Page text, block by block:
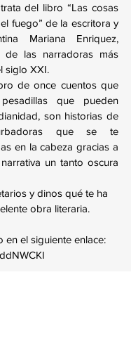
del libro “Las cosas
fuego” de la escritora y
Mariana Enriquez,
de las narradoras más
siglo XXI.
de once cuentos que
que pueden
son historias de
que se te
en la cabeza gracias a
un tanto oscura
y dinos qué te ha
obra literaria.
en el siguiente enlace: